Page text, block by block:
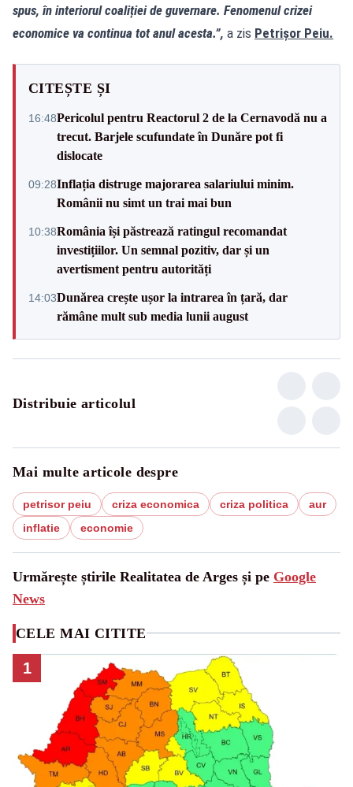
spus, în interiorul coaliției de guvernare. Fenomenul crizei
economice va continua tot anul acesta.”, a zis Petrișor Peiu.
CITEȘTE ȘI
16:48Pericolul pentru Reactorul 2 de la Cernavodă nu a
trecut. Barjele scufundate în Dunăre pot fi
dislocate
09:28Inflația distruge majorarea salariului minim.
Românii nu simt un trai mai bun
10:38România își păstrează ratingul recomandat
investițiilor. Un semnal pozitiv, dar și un
avertisment pentru autorități
14:03Dunărea crește ușor la intrarea în țară, dar
rămâne mult sub media lunii august
Distribuie articolul
Mai multe articole despre
petrisor peiu criza economica criza politica
aur
inflatie
economie
Urmărește știrile Realitatea de Arges și pe Google
News
CELE MAI CITITE
1